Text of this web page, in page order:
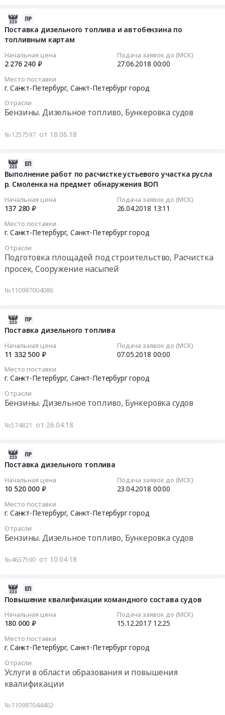
Поставка дизельного топлива и автобензина по
топливным картам
Начальная цена
2 276 240 ₽
Подача заявок до (МСК)
27.06.2018 00:00
Место поставки
г. Санкт-Петербург,Санкт-Петербург город
Отрасли
Бензины. Дизельное топливо, Бункеровка судов
№1257597 от 18.06.18
Выполнение работ по расчистке устьевого участка русла
р. Смоленка на предмет обнаружения ВОП
Начальная цена
137 280 ₽
Подача заявок до (МСК)
26.04.2018 13:11
Место поставки
г. Санкт-Петербург,Санкт-Петербург город
Отрасли
Подготовка площадей под строительство, Расчистка
просек, Сооружение насыпей
№110987004086
Поставка дизельного топлива
Начальная цена
11 332 500 ₽
Подача заявок до (МСК)
07.05.2018 00:00
Место поставки
г. Санкт-Петербург,Санкт-Петербург город
Отрасли
Бензины. Дизельное топливо, Бункеровка судов
№574821 от 26.04.18
Поставка дизельного топлива
Начальная цена
10 520 000 ₽
Подача заявок до (МСК)
23.04.2018 00:00
Место поставки
г. Санкт-Петербург,Санкт-Петербург город
Отрасли
Бензины. Дизельное топливо, Бункеровка судов
№4637590 от 10.04.18
Повышение квалификации командного состава судов
Начальная цена
180 000 ₽
Подача заявок до (МСК)
15.12.2017 12:25
Место поставки
г. Санкт-Петербург,Санкт-Петербург город
Отрасли
Услуги в области образования и повышения
квалификации
№110987044402